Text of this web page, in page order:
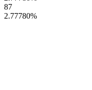
87
2.77780%